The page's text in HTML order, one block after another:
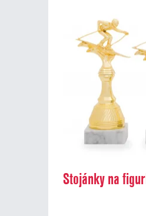
Stojánky na